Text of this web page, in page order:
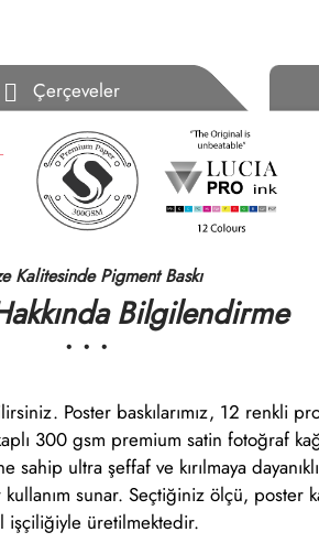
Çerçeveler
Kalitesinde Pigment Baskı
Bilgilendirme
• • •
Poster baskılarımız, 12 renkli
300 gsm premium satin fotoğraf
ultra şeffaf ve kırılmaya dayanıklı
sunar. Seçtiğiniz ölçü, poster
işçiliğiyle üretilmektedir.